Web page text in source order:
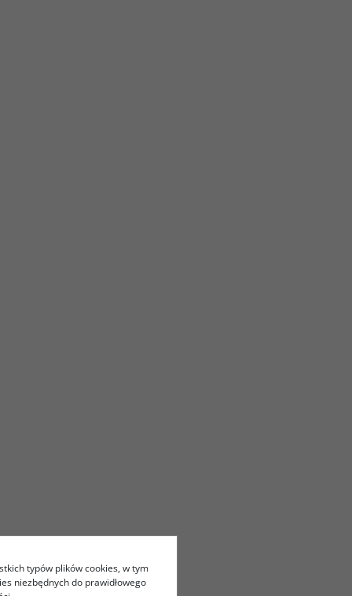
typów plików cookies, w tym
niezbędnych do prawidłowego